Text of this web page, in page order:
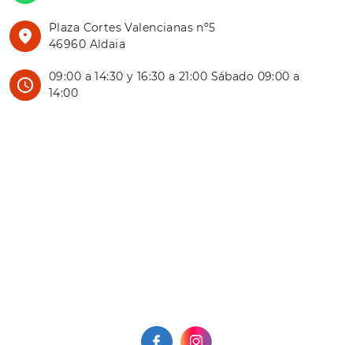
Plaza Cortes Valencianas nº5
46960 Aldaia
09:00 a 14:30 y 16:30 a 21:00 Sábado 09:00 a
14:00